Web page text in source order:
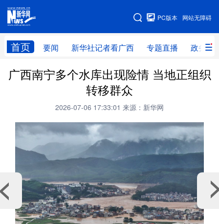
网站无障碍
PC版本
首页 要闻 新华社记者看广西 专题直播 政务信
网站地图
广西频道
新华社记者 专题直播
新华网导航
学习进行时 时政 人事
国际 财经 网评 港澳
台湾 思客智库 全球连线 教育
广西南宁多个水库出现险情 当地正组织
转移群众
2026-07-06 17:33:01 来源：新华网